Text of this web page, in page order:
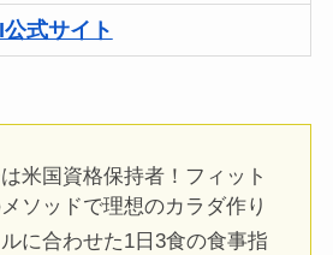
式サイト
米国資格保持者！フィット
ソッドで理想のカラダ作り
に合わせた1日3食の食事指